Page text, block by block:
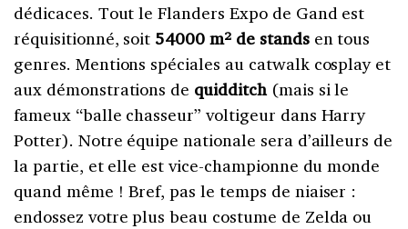
dédicaces. Tout le Flanders Expo de Gand est
réquisitionné, soit 54000 m² de standsen tous
genres. Mentions spéciales au catwalk cosplay et
aux démonstrations de quidditch(mais si le
fameux “balle chasseur” voltigeur dans Harry
Potter). Notre équipe nationale sera d’ailleurs de
la partie, et elle est vice-championne du monde
quand même ! Bref, pas le temps de niaiser :
endossez votre plus beau costume de Zelda ou